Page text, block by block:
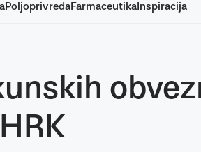
PoljoprivredaFarmaceutikaInspiracija